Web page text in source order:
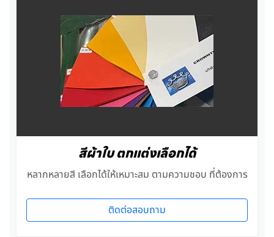
สีผ้าใบ ตกแต่งเลือกได้
หลากหลายสี เลือกได้ให้เหมาะสม ตามความชอบ ที่ต้องการ
ติดต่อสอบถาม